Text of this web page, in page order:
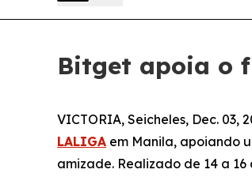
Bitget apoia o
VICTORIA, Seicheles, Dec. 03,
LALIGA em Manila, apoiando
amizade. Realizado de 14 a